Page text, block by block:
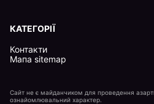
КАТЕГОРІЇ
Контакти
Мапа sitemap
Сайт не є майданчиком для проведення
ознайомлювальний характер.